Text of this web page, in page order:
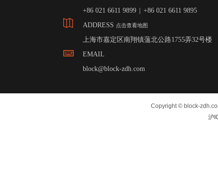
+86 021 6611 9899
+86 021 6611 9895
ADDRESS 点击查看地图
上海市嘉定区南翔镇薀北公路1755弄32号楼
EMAIL
block@block-zdh.com
Copyright © block-
沪